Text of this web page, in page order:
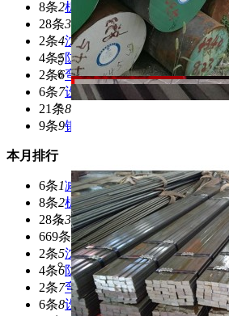
8条2机
28条3 机械设备
2条4沈阳
4条5防腐
2条6弯头
6条7设备
21条8
9条9钢铁
本月排行
6条1减速机
8条2机
28条3机械设备
669条4机械
2条5沈阳
4条6防腐
2条7弯头
6条8设备